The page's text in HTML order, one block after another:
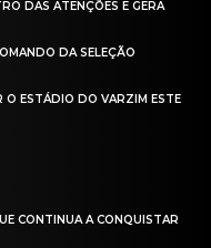
DAS ATENÇÕES E GERA
DA SELEÇÃO
O ESTÁDIO DO VARZIM ESTE
CONTINUA A CONQUISTAR